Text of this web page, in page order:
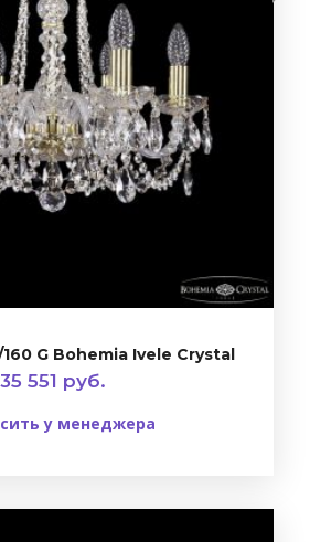
G Bohemia Ivele Crystal
35 551 руб.
у менеджера